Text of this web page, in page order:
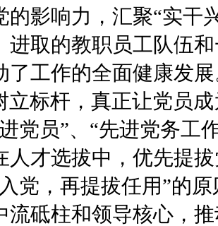
的影响力，汇聚“实干
进取的教职员工队伍
了工作的全面健康发
标杆，真正让党员
党员”、“先进党务工
人才选拔中，优先提
党，再提拔任用”的
流砥柱和领导核心，